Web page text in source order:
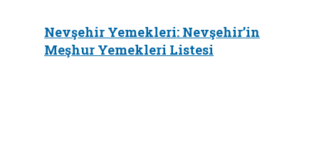
Nevşehir Yemekleri: Nevşehir’in
Meşhur Yemekleri Listesi